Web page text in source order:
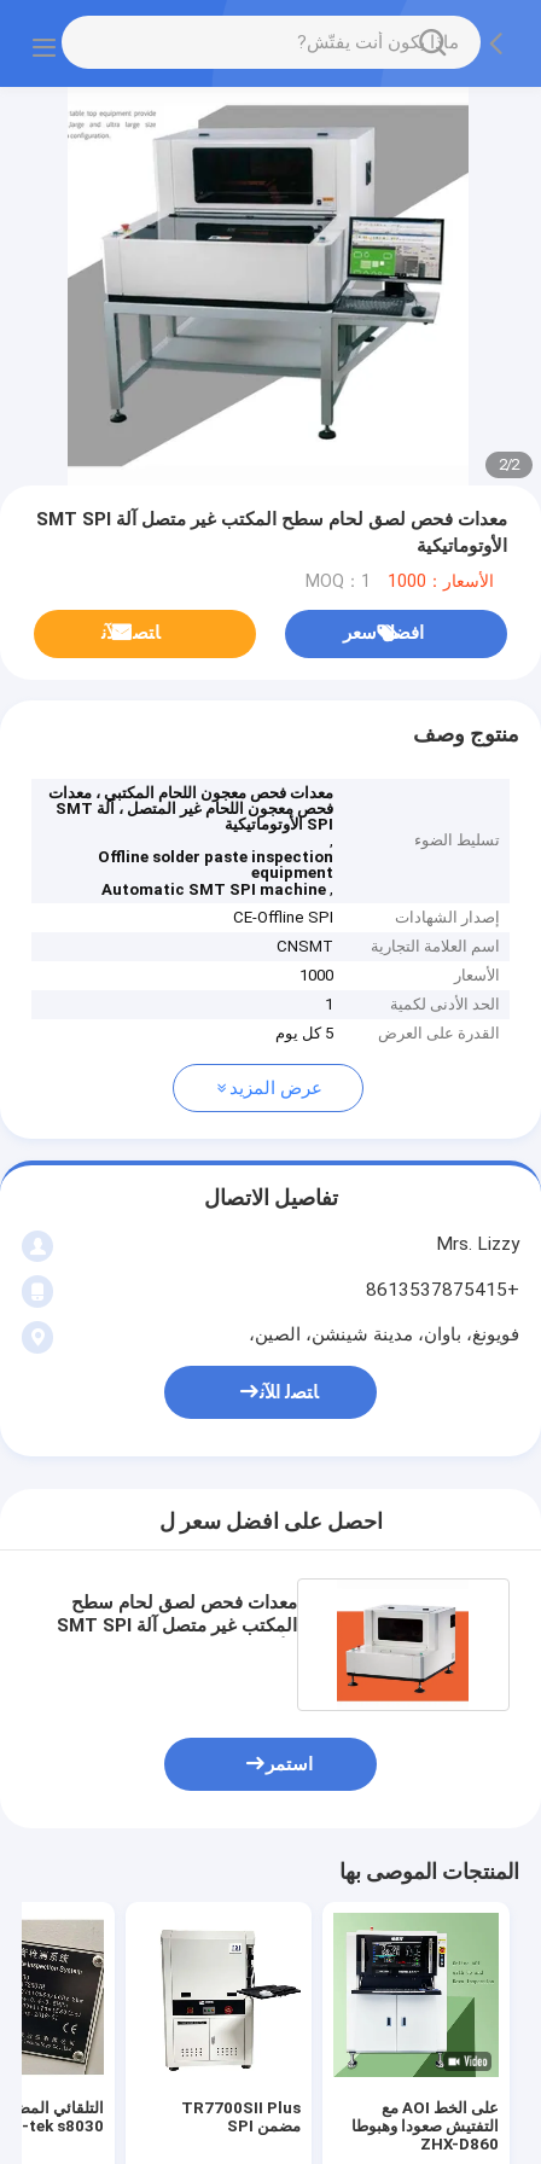
2
/
2
معدات فحص لصق لحام سطح المكتب غير متصل آلة SMT SPI
الأوتوماتيكية
الأسعار：1000 MOQ：1
افضل سعر ﺎﺘﺼﻟ ﺍﻶﻧ
منتوج وصف
تسليط الضوء
معدات فحص معجون اللحام المكتبي ، معدات
فحص معجون اللحام غير المتصل ، آلة SMT
SPI الأوتوماتيكية
,
Offline solder paste inspection
equipment
,
Automatic SMT SPI machine
إصدار الشهادات
CE-Offline SPI
اسم العلامة التجارية
CNSMT
الأسعار
1000
الحد الأدنى لكمية
1
القدرة على العرض
5 كل يوم
عرض المزيد
تفاصيل الاتصال
Mrs. Lizzy
+8613537875415
فويونغ، باوان، مدينة شينشن، الصين،
ﺎﺘﺼﻟ ﺍﻶﻧ
احصل على افضل سعر ل
معدات فحص لصق لحام سطح
المكتب غير متصل آلة SMT SPI
استمر
المنتجات الموصى بها
على الخط AOI مع
التفتيش صعودا وهبوطا
ZHX-D860
TR7700SII Plus
مضمن SPI
tek s8030